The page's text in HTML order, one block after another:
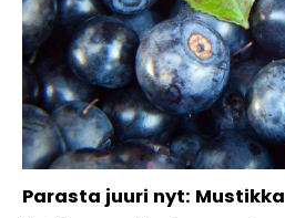
Parasta juuri nyt: Mustikka